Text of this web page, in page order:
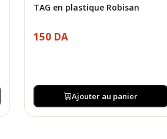
TAG en plastique Robisan
150 DA
Ajouter au panier